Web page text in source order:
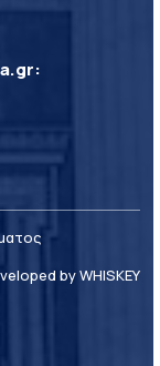
:
by WHISKEY